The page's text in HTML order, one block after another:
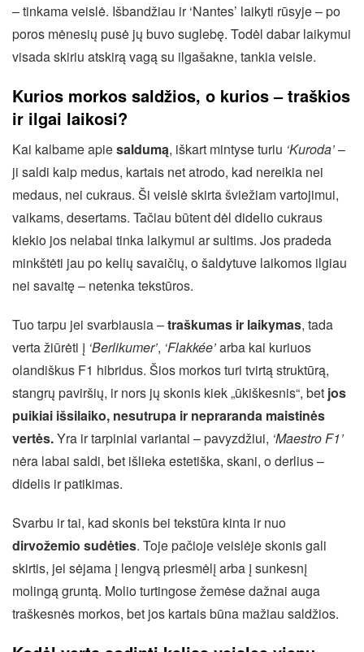
– tinkama veislė. Išbandžiau ir ‘Nantes’ laikyti rūsyje – po
poros mėnesių pusė jų buvo suglebę. Todėl dabar laikymui
visada skiriu atskirą vagą su ilgašakne, tankia veisle.
Kurios morkos saldžios, o kurios – traškios
ir ilgai laikosi?
Kai kalbame apiesaldumą, iškart mintyse turiu ‘Kuroda’–
ji saldi kaip medus, kartais net atrodo, kad nereikia nei
medaus, nei cukraus. Ši veislė skirta šviežiam vartojimui,
vaikams, desertams. Tačiau būtent dėl didelio cukraus
kiekio jos nelabai tinka laikymui ar sultims. Jos pradeda
minkštėti jau po kelių savaičių, o šaldytuve laikomos ilgiau
nei savaitę – netenka tekstūros.
Tuo tarpu jei svarbiausia –traškumas ir laikymas, tada
verta žiūrėti į ‘Berlikumer’, ‘Flakkée’arba kai kuriuos
olandiškus F1 hibridus. Šios morkos turi tvirtą struktūrą,
stangrų paviršių, ir nors jų skonis kiek „ūkiškesnis“, bet jos
puikiai išsilaiko, nesutrupa ir nepraranda maistinės
vertės.Yra ir tarpiniai variantai – pavyzdžiui, ‘Maestro F1’
nėra labai saldi, bet išlieka estetiška, skani, o derlius –
didelis ir patikimas.
Svarbu ir tai, kad skonis bei tekstūra kinta ir nuo
dirvožemio sudėties. Toje pačioje veislėje skonis gali
skirtis, jei sėjama į lengvą priesmėlį arba į sunkesnį
molingą gruntą. Molio turtingose žemėse dažnai auga
traškesnės morkos, bet jos kartais būna mažiau saldžios.